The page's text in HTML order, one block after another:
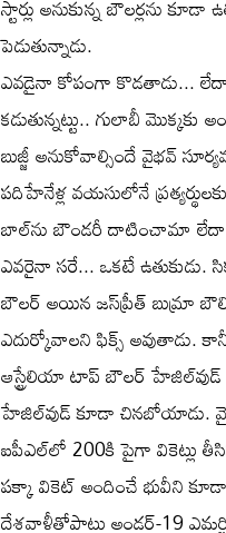
స్టార్లు అనుకున్న బౌలర్లను
పెడుతున్నాడు.
ఎవడైనా కోపంగా కొడతాడు... లేదా
కడుతున్నట్టు.. గులాబీ మొక్కకు
బుజ్జీ అనుకోవాల్సిందే వైభవ్‌
పదిహేనేళ్ల వయసులోనే
బాల్‌ను బౌండరీ దాటించామా లేదా
ఎవరైనా సరే... ఒకటే ఉతుకుడు.
బౌలర్‌ అయిన జస్‌ప్రీత్‌ బుమ్రా
ఎదుర్కోవాలని ఫిక్స్‌ అవుతాడు.
ఆస్ట్రేలియా టాప్ బౌలర్ హేజిల్‌వుడ్‌
హేజిల్‌వుడ్‌ కూడా చినబోయాడు.
ఐపీఎల్‌లో 200కి పైగా వికెట్లు
పక్కా వికెట్‌ అందించే భువీని
దేశవాళీతోపాటు అండర్-19